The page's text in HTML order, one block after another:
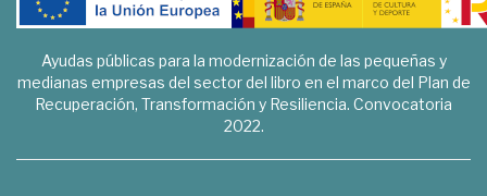
Ayudas públicas para la modernización de las pequeñas y
medianas empresas del sector del libro en el marco del Plan de
Recuperación, Transformación y Resiliencia. Convocatoria
2022.